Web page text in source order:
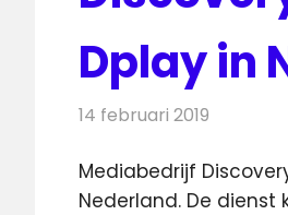
Dplay in
14 februari 2019
Mediabedrijf
Nederland. De dienst